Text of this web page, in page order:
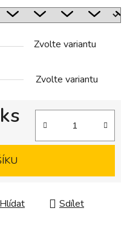
Zvolte variantu
Zvolte variantu
Hlídat Sdílet